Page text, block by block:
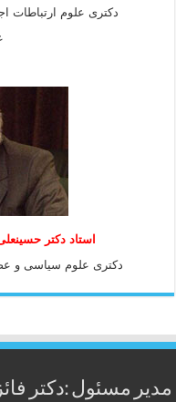
دکتری علوم ارتباطات
استاد دكتر حسينعلی
دكتری علوم سياسی و
مدیر مسئول :دکتر